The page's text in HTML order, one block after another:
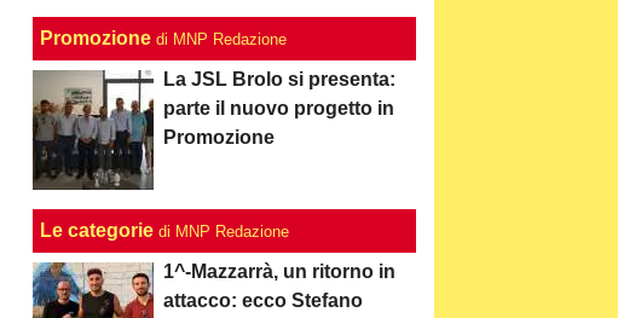
Promozione di MNP Redazione
La JSL Brolo si presenta:
parte il nuovo progetto in
Promozione
Le categorie di MNP Redazione
1^-Mazzarrà, un ritorno in
attacco: ecco Stefano